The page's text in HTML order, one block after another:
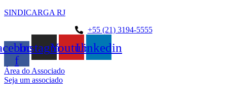
SINDICARGA RJ
+55 (21) 3194-5555
f
InstagramYoutubeLinkedin
Área do Associado
Seja um associado